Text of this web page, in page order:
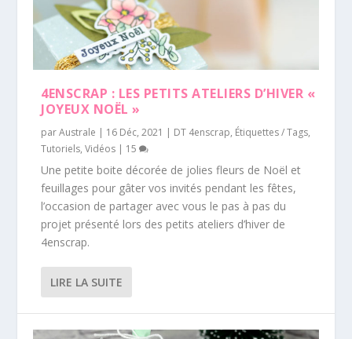
4ENSCRAP : LES PETITS ATELIERS D’HIVER «
JOYEUX NOËL »
parAustrale | 16 Déc, 2021 | DT 4enscrap, Étiquettes / Tags,
Tutoriels,Vidéos | 15
Une petite boite décorée de jolies fleurs de Noël et
feuillages pour gâter vos invités pendant les fêtes,
l’occasion de partager avec vous le pas à pas du
projet présenté lors des petits ateliers d’hiver de
4enscrap.
LIRE LA SUITE